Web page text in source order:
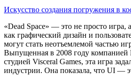
Искусство создания погружения в
«Dead Space» — это не просто игра,
как графический дизайн и
могут стать неотъемлемой частью
Выпущенная в 2008 году компанией
студией Visceral Games, эта игра
индустрии. Она показала, что UI —